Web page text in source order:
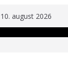
10. august 2026